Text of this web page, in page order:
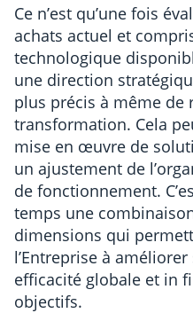
Ce n’est qu’une fois
achats actuel et
technologique
une direction
plus précis à même de
transformation. Cela
mise en œuvre de
un ajustement de
de fonctionnement.
temps une
dimensions qui
l’Entreprise à
efficacité globale et in
objectifs.